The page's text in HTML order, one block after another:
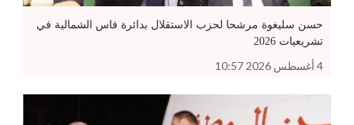
حسن سليغوة مرشحا لحزب الاستقلال بدائرة فاس الشمالية في
تشريعيات 2026
4 أغسطس 2026 10:57